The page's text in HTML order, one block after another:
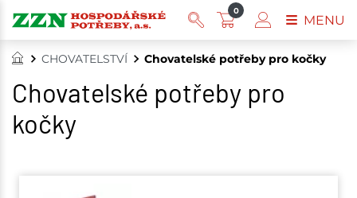
CHOVATELSTVÍ Chovatelské potřeby pro kočky
Chovatelské potřeby pro
kočky
0
MENU